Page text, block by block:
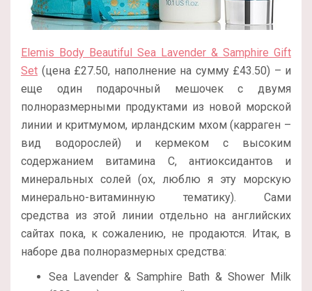
Elemis Body Beautiful Sea Lavender & Samphire Gift
Set (цена £27.50, наполнение на сумму £43.50) – и
еще один подарочный мешочек с двумя
полноразмерными продуктами из новой морской
линии и критмумом, ирландским мхом (карраген –
вид водорослей) и кермеком с высоким
содержанием витамина С, антиоксидантов и
минеральных солей (ох, люблю я эту морскую
минерально-витаминную тематику). Сами
средства из этой линии отдельно на английских
сайтах пока, к сожалению, не продаются. Итак, в
наборе два полноразмерных средства:
Sea Lavender & Samphire Bath & Shower Milk